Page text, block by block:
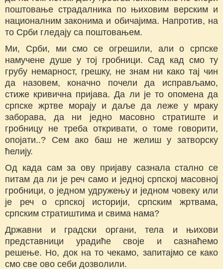
поштовање страдалника по њиховим верским и
националним законима и обичајима. Напротив, на
то Срби гледају са поштовањем.
Ми, Срби, ми смо се огрешили, али о српске
намучене душе у тој гробници. Сад кад смо ту
грубу немарност, грешку, не знам ни како тај чин
да назовем, коначно почели да исправљамо,
стиже кривична пријава. Да ли је то опомена да
српске жртве морају и даље да леже у мраку
заборава, да ни једно масовно стратиште и
гробницу не треба откривати, о томе говорити,
опојати..? Сем ако баш не желиш у затворску
ћелију.
Од када сам за ову пријаву сазнала стално се
питам да ли је реч само и једној српској масовној
гробници, о једном удружењу и једном човеку или
је реч о српској историји, српским жртвама,
српским стратиштима и свима нама?
Државни и градски органи, тела и њихови
представници урадиће своје и сазнаћемо
решење. Но, док на то чекамо, запитајмо се како
смо све ово себи дозволили.